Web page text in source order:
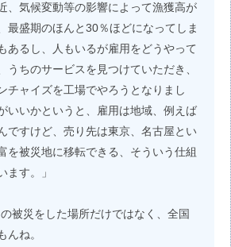
、気候変動等の影響によって漁獲高が
最盛期のほんと30％ほどになってしま
あるし、人もいるが雇用をどうやって
うちのサービスを見つけていただき、
チャイズを工場でやろうとなりまし
いいかというと、雇用は地域、例えば
ですけど、売り先は東京、名古屋とい
を被災地に移転できる、そういう仕組
ます。」
被災をした場所だけではなく、全国
んね。